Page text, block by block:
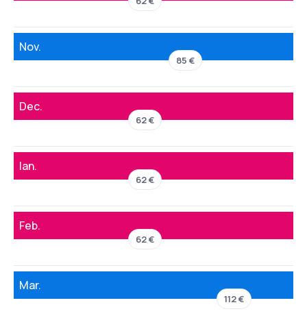
Nov.
85 €
Dec.
62 €
Ian.
62 €
Feb.
62 €
Mar.
112 €